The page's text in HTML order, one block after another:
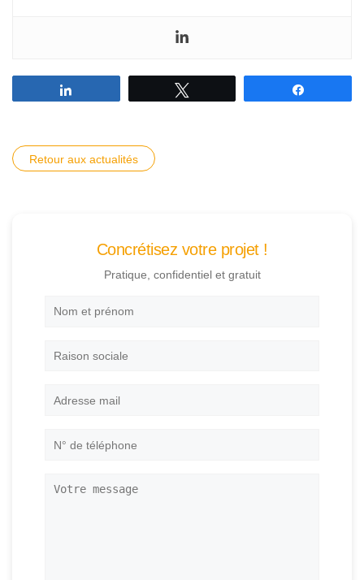
Retour aux actualités
Concrétisez votre projet !
Pratique, confidentiel et gratuit
Nom
Raison
Adresse
N°
Votre